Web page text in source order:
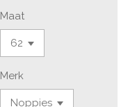
Maat
Merk